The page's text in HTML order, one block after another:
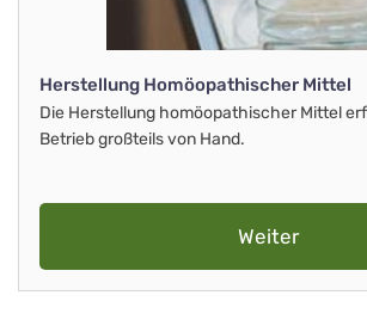
Herstellung Homöopathischer Mittel
Die Herstellung homöopathischer Mittel
Betrieb großteils von Hand.
Weiter